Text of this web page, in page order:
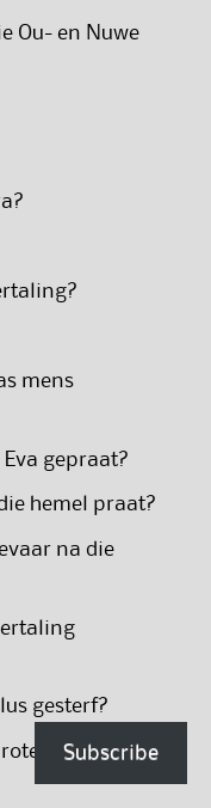
Ou- en Nuwe
mens
gepraat?
hemel praat?
na die
gesterf?
Kerk
Subscribe